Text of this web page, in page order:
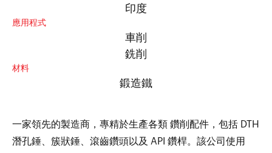
印度
應用程式
車削
銑削
材料
鍛造鐵
一家領先的製造商，專精於生產各類 鑽削配件，包括 DTH
潛孔錘、簇狀錘、滾齒鑽頭以及 API 鑽桿。該公司使用